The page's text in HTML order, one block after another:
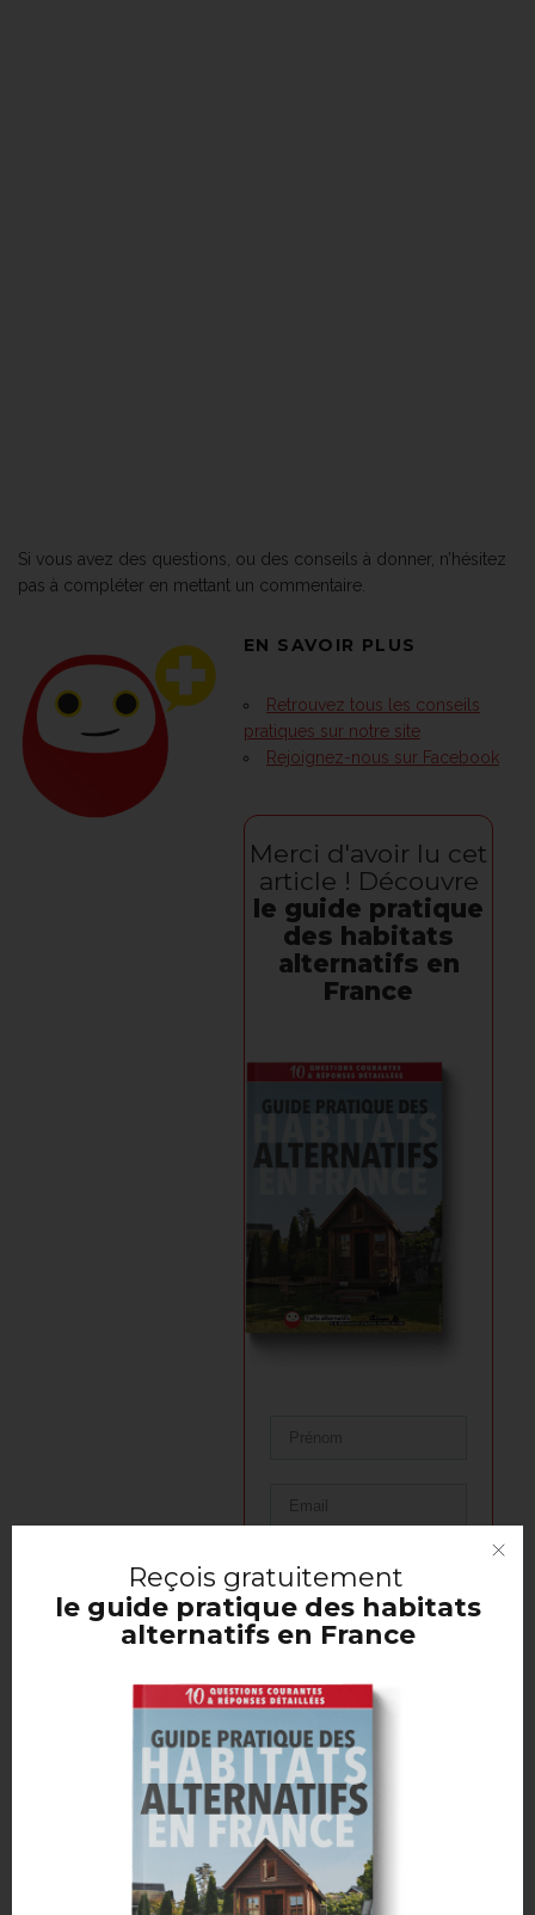
Si vous avez des questions, ou des conseils à donner, n’hésitez
pas à compléter en mettant un commentaire.
EN SAVOIR PLUS
Retrouvez tous les conseils
pratiques sur notre site
Rejoignez-nous sur Facebook
Merci d'avoir lu cet
article ! Découvre
le guide pratique
des habitats
alternatifs en
France
RECEVOIR
10 idées d'habitations
alternatives légales
France
6 questions à se poser
avantd’adopter un mode
de vie alternatif
La réglementation
habitats alternatifs en France
Reçois gratuitement
le guide pratique des habitats
alternatifs en France